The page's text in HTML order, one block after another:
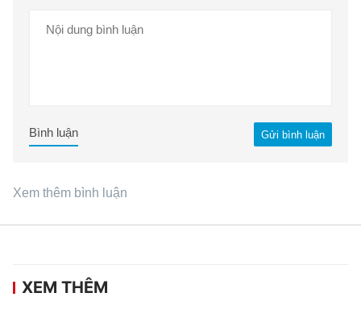
Gửi bình luận
Bình luận
Xem thêm bình luận
XEM THÊM